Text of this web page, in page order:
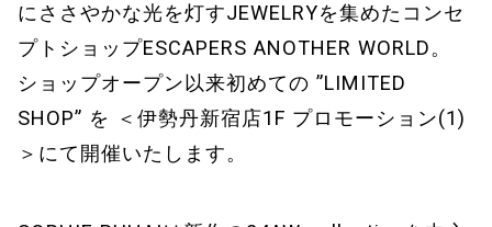
にささやかな光を灯すJEWELRYを集めたコンセ
プトショップESCAPERS ANOTHER WORLD。
ショップオープン以来初めての ”LIMITED
SHOP” を ＜伊勢丹新宿店1F プロモーション(1)
＞にて開催いたします。